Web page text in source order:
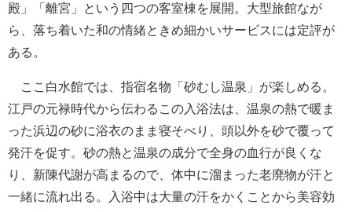
殿」「離宮」という四つの客室棟を展開。大型旅館なが
ら、落ち着いた和の情緒ときめ細かいサービスには定評が
ある。
ここ白水館では、指宿名物「砂むし温泉」が楽しめる。
江戸の元禄時代から伝わるこの入浴法は、温泉の熱で暖ま
った浜辺の砂に浴衣のまま寝そべり、頭以外を砂で覆って
発汗を促す。砂の熱と温泉の成分で全身の血行が良くな
り、新陳代謝が高まるので、体中に溜まった老廃物が汗と
一緒に流れ出る。入浴中は大量の汗をかくことから美容効